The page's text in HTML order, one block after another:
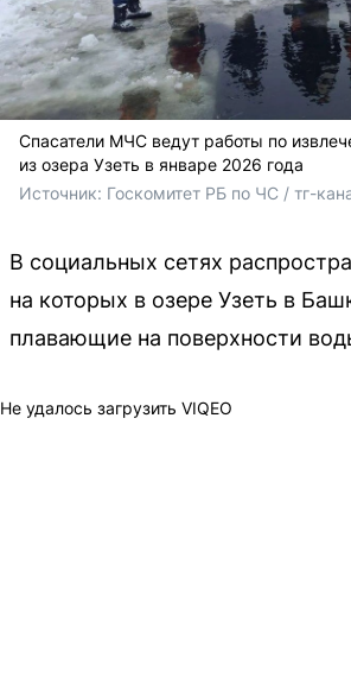
Спасатели МЧС ведут работы по
из озера Узеть в январе 2026 года
Источник: Госкомитет РБ по ЧС / тг-
В социальных сетях
на которых в озере Узеть в
плавающие на поверхности
Не удалось загрузить VIQEO